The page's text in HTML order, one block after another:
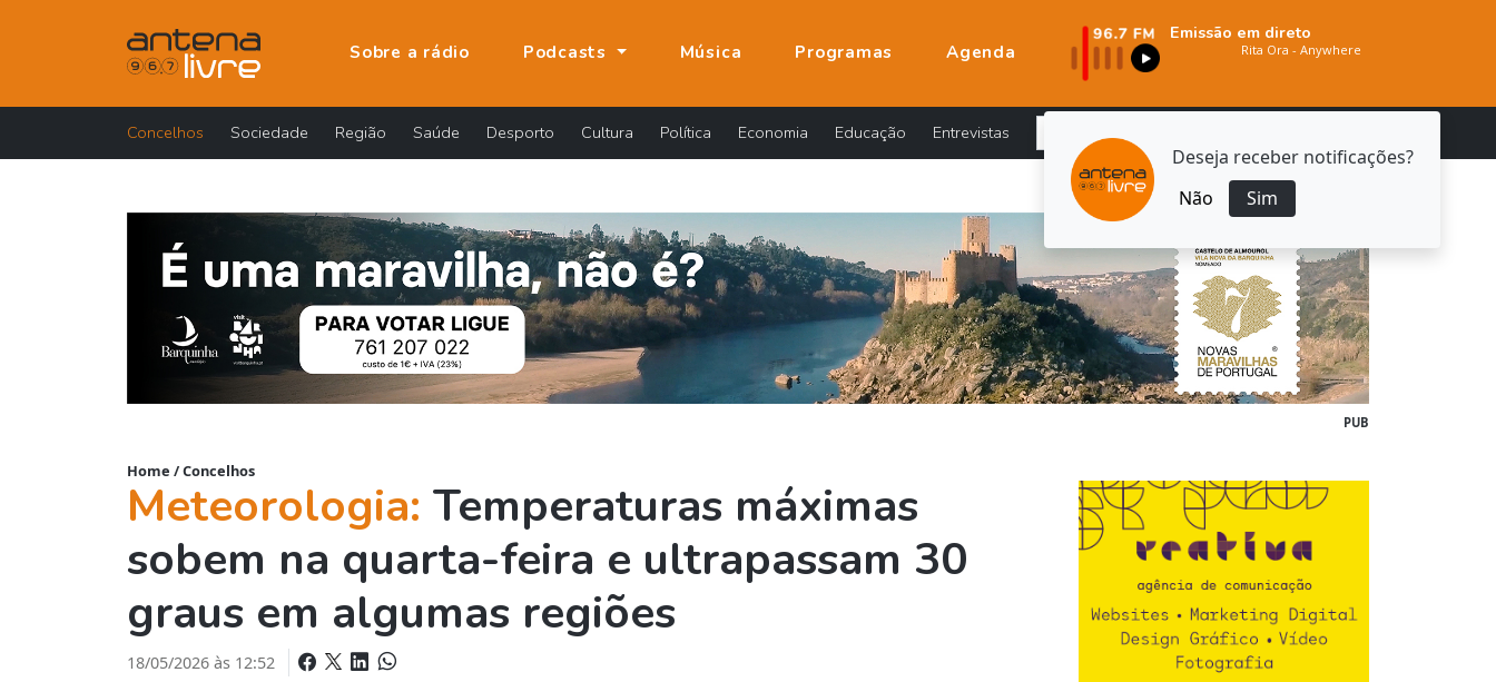
Deseja receber notificações?
Não
Sim
Sobre a rádio Podcasts Música Programas Agenda
Emissão em direto
Concelhos Sociedade Região Saúde Desporto Cultura Política Economia Educação Entrevistas
PUB
Home /Concelhos
Meteorologia: Temperaturas máximas
sobem na quarta-feira e ultrapassam 30
graus em algumas regiões
18/05/2026 às 12:52